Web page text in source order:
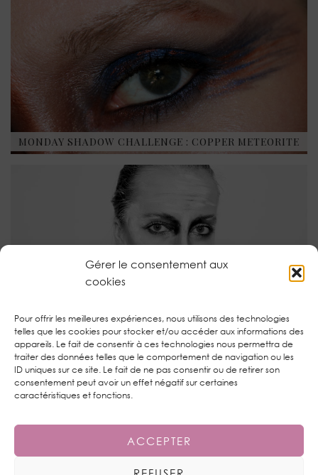
Gérer le consentement aux
cookies
Pour offrir les meilleures expériences, nous utilisons des technologies
telles que les cookies pour stocker et/ou accéder aux informations des
appareils. Le fait de consentir à ces technologies nous permettra de
traiter des données telles que le comportement de navigation ou les
ID uniques sur ce site. Le fait de ne pas consentir ou de retirer son
consentement peut avoir un effet négatif sur certaines
caractéristiques et fonctions.
ACCEPTER
MONDAY SHADOW CHALLENGE : COPPER METEORITE
MONDAY SHADOW CHALLENGE : ABSTRACT GREY
INSTAGRAM| 1592